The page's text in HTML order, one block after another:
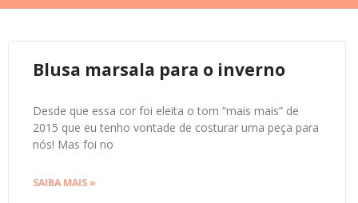
Blusa marsala para o inverno
Desde que essa cor foi eleita o tom “mais mais” de
2015 que eu tenho vontade de costurar uma peça para
nós! Mas foi no
SAIBA MAIS »